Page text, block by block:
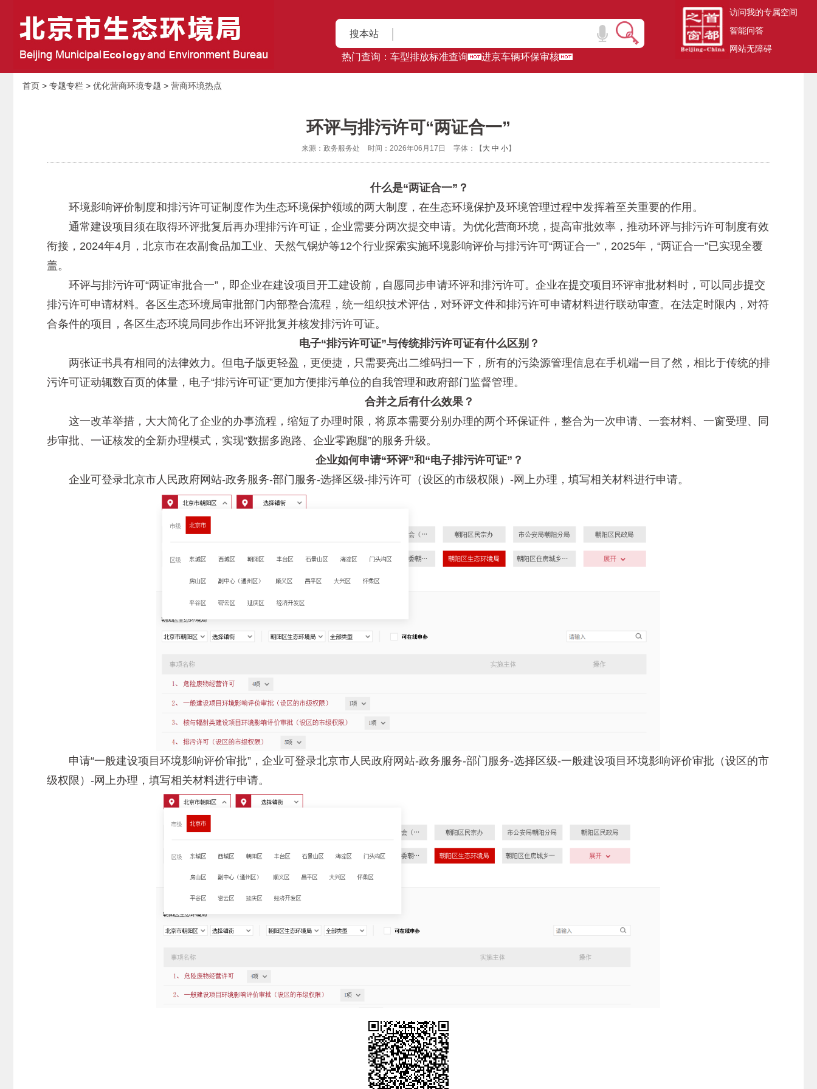
搜本站
热门查询： 车型排放标准查询 进京车辆环保审核
访问我的专属空间
智能问答
网站无障碍
首页 > 专题专栏 > 优化营商环境专题 > 营商环境热点
环评与排污许可“两证合一”
来源：政务服务处 时间：2026年06月17日 字体：【 大 中 小】
什么是“两证合一”？
环境影响评价制度和排污许可证制度作为生态环境保护领域的两大制度，在生态环境保护及环境管理过程中发挥着至关重要的作用。
通常建设项目须在取得环评批复后再办理排污许可证，企业需要分两次提交申请。为优化营商环境，提高审批效率，推动环评与排污许可制度有效
衔接，2024年4月，北京市在农副食品加工业、天然气锅炉等12个行业探索实施环境影响评价与排污许可“两证合一”，2025年，“两证合一”已实现全覆
盖。
环评与排污许可“两证审批合一”，即企业在建设项目开工建设前，自愿同步申请环评和排污许可。企业在提交项目环评审批材料时，可以同步提交
排污许可申请材料。各区生态环境局审批部门内部整合流程，统一组织技术评估，对环评文件和排污许可申请材料进行联动审查。在法定时限内，对符
合条件的项目，各区生态环境局同步作出环评批复并核发排污许可证。
电子“排污许可证”与传统排污许可证有什么区别？
两张证书具有相同的法律效力。但电子版更轻盈，更便捷，只需要亮出二维码扫一下，所有的污染源管理信息在手机端一目了然，相比于传统的排
污许可证动辄数百页的体量，电子“排污许可证”更加方便排污单位的自我管理和政府部门监督管理。
合并之后有什么效果？
这一改革举措，大大简化了企业的办事流程，缩短了办理时限，将原本需要分别办理的两个环保证件，整合为一次申请、一套材料、一窗受理、同
步审批、一证核发的全新办理模式，实现“数据多跑路、企业零跑腿”的服务升级。
企业如何申请“环评”和“电子排污许可证”？
企业可登录北京市人民政府网站-政务服务-部门服务-选择区级-排污许可（设区的市级权限）-网上办理，填写相关材料进行申请。
申请“一般建设项目环境影响评价审批”，企业可登录北京市人民政府网站-政务服务-部门服务-选择区级-一般建设项目环境影响评价审批（设区的市
级权限）-网上办理，填写相关材料进行申请。